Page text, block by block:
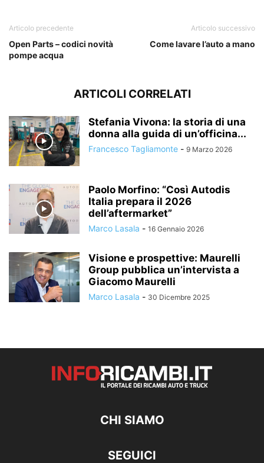
Articolo precedente
Open Parts – codici novità
pompe acqua
Articolo successivo
Come lavare l’auto a mano
ARTICOLI CORRELATI
Stefania Vivona: la storia di una
donna alla guida di un’officina...
Francesco Tagliamonte - 9 Marzo 2026
Paolo Morfino: “Così Autodis
Italia prepara il 2026
dell’aftermarket”
Marco Lasala - 16 Gennaio 2026
Visione e prospettive: Maurelli
Group pubblica un’intervista a
Giacomo Maurelli
Marco Lasala - 30 Dicembre 2025
CHI SIAMO
SEGUICI